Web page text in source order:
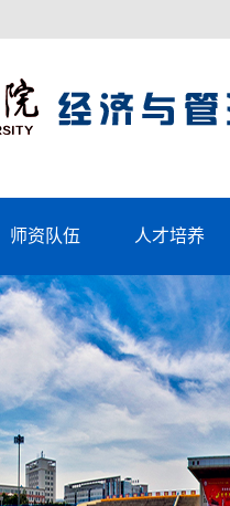
师资队伍 人才培养